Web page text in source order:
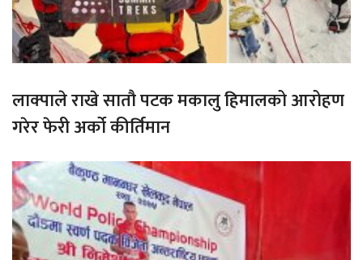
लाक्पाले राखे सातौ पटक मकालु हिमालको आरोहण
गरेर फेरी अर्को कीर्तिमान